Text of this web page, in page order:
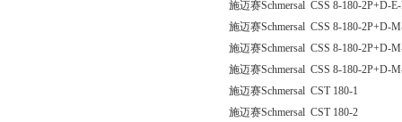
施迈赛Schmersal CSS 8-180-2P+D-
施迈赛Schmersal CSS 8-180-2P+D-
施迈赛Schmersal CSS 8-180-2P+D-
施迈赛Schmersal CSS 8-180-2P+D-
施迈赛Schmersal CST 180-1
施迈赛Schmersal CST 180-2